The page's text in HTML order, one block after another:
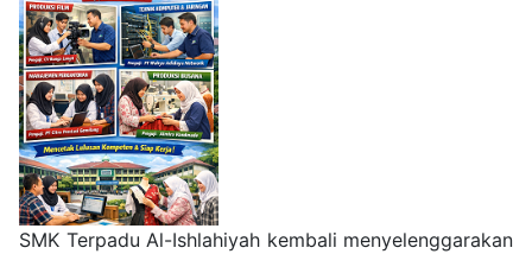
SMK Terpadu Al-Ishlahiyah kembali menyelenggarakan